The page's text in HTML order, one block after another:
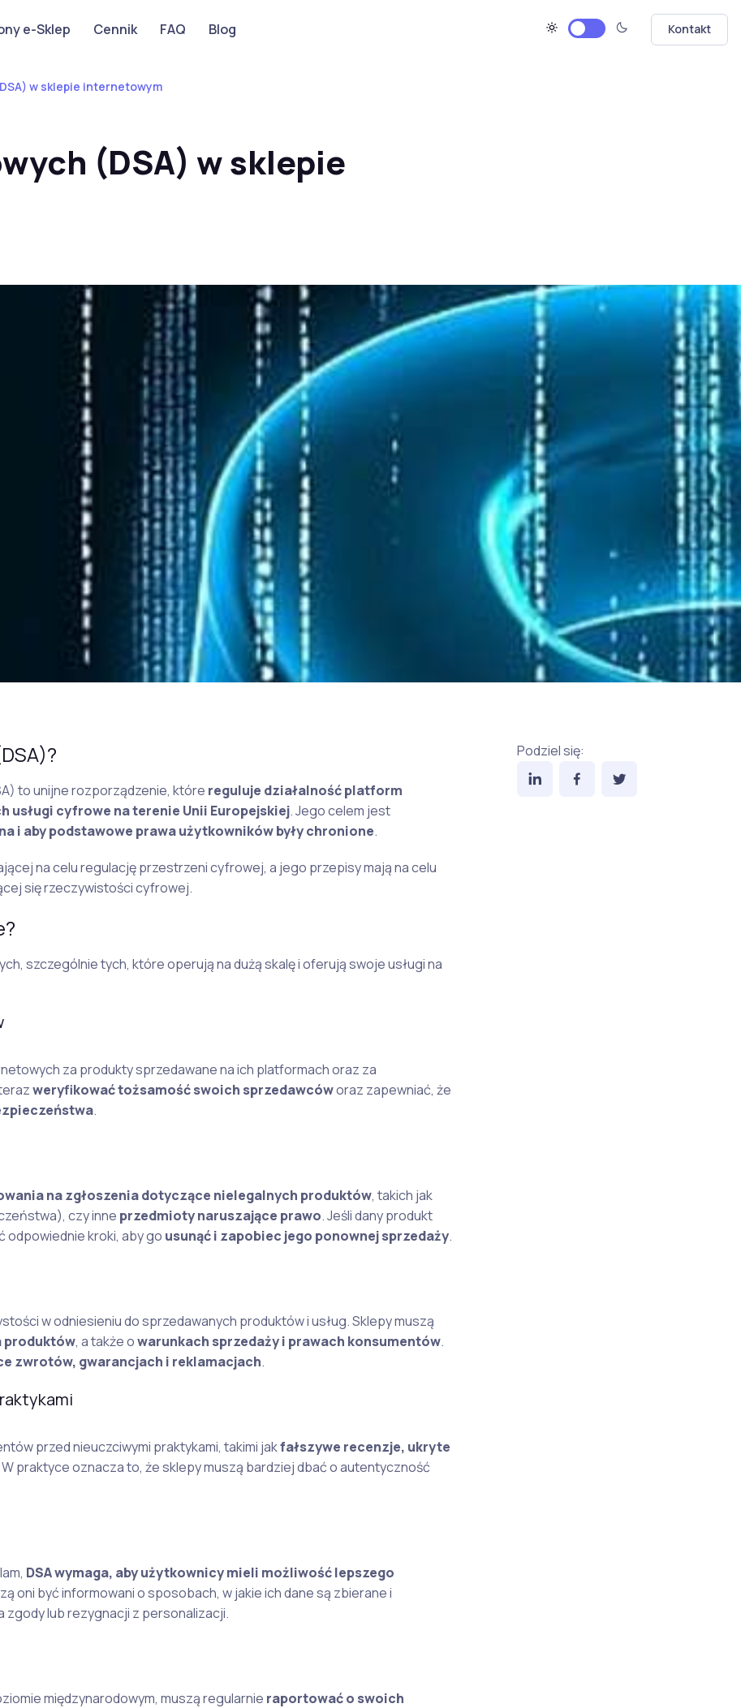
e-Sklep Cennik FAQ Blog Kontakt
w sklepie internetowym
(DSA) w sklepie
to unijne rozporządzenie, które reguluje działalność platform
cyfrowe na terenie Unii Europejskiej. Jego celem jest
i aby podstawowe prawa użytkowników były chronione.
na celu regulację przestrzeni cyfrowej, a jego przepisy mają na celu
się rzeczywistości cyfrowej.
szczególnie tych, które operują na dużą skalę i oferują swoje usługi na
za produkty sprzedawane na ich platformach oraz za
weryfikować tożsamość swoich sprzedawcóworaz zapewniać, że
.
na zgłoszenia dotyczące nielegalnych produktów, takich jak
czy inne przedmioty naruszające prawo. Jeśli dany produkt
odpowiednie kroki, aby go usunąć i zapobiec jego ponownej sprzedaży.
w odniesieniu do sprzedawanych produktów i usług. Sklepy muszą
produktów, a także owarunkach sprzedaży i prawach konsumentów.
zwrotów, gwarancjach i reklamacjach.
przed nieuczciwymi praktykami, takimi jakfałszywe recenzje, ukryte
W praktyce oznacza to, że sklepy muszą bardziej dbać o autentyczność
DSA wymaga, aby użytkownicy mieli możliwość lepszego
oni być informowani o sposobach, w jakie ich dane są zbierane i
zgody lub rezygnacji z personalizacji.
międzynarodowym, muszą regularnie raportować o swoich
Podziel się: